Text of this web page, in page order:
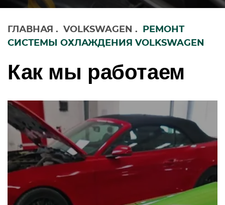
ГЛАВНАЯ . VOLKSWAGEN .
РЕМОНТ
СИСТЕМЫ ОХЛАЖДЕНИЯ VOLKSWAGEN
Как мы работаем